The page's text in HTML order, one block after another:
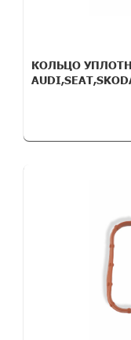
КОЛЬЦО